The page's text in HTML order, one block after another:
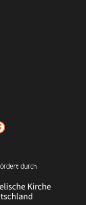
durch